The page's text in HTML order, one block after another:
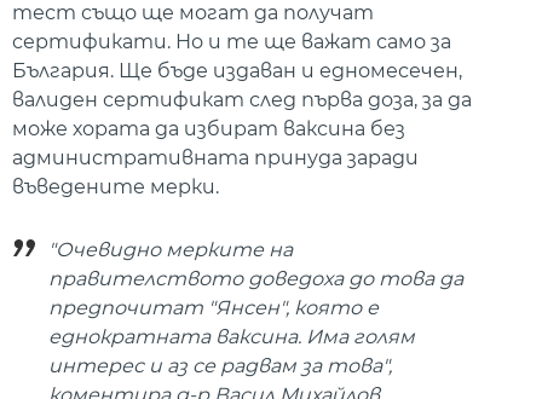
тест също ще могат да получат
сертификати. Но и те ще важат само за
България. Ще бъде издаван и едномесечен,
валиден сертификат след първа доза, за да
може хората да избират ваксина без
административната принуда заради
въведените мерки.
"Очевидно мерките на
правителството доведоха до това да
предпочитат "Янсен", която е
еднократната ваксина. Има голям
интерес и аз се радвам за това",